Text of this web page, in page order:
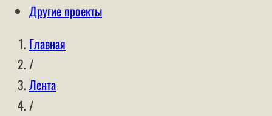
Другие проекты
Главная
/
Лента
/